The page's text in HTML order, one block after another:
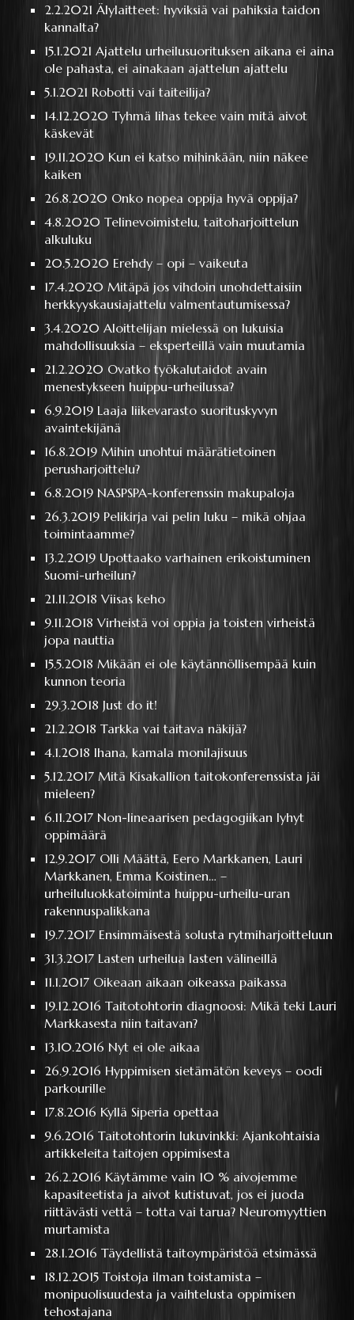
2.2.2021Älylaitteet: hyviksiä vai pahiksia taidon
kannalta?
15.1.2021Ajattelu urheilusuorituksen aikana ei aina
ole pahasta, ei ainakaan ajattelun ajattelu
5.1.2021Robotti vai taiteilija?
14.12.2020Tyhmä lihas tekee vain mitä aivot
käskevät
19.11.2020 Kun ei katso mihinkään, niin näkee
kaiken
26.8.2020 Onko nopea oppija hyvä oppija?
4.8.2020Telinevoimistelu, taitoharjoittelun
alkuluku
20.5.2020Erehdy – opi – vaikeuta
17.4.2020 Mitäpä jos vihdoin unohdettaisiin
herkkyyskausiajattelu valmentautumisessa?
3.4.2020Aloittelijan mielessä on lukuisia
mahdollisuuksia – eksperteillä vain muutamia
21.2.2020 Ovatko työkalutaidot avain
menestykseen huippu-urheilussa?
6.9.2019Laaja liikevarasto suorituskyvyn
avaintekijänä
16.8.2019 Mihin unohtui määrätietoinen
perusharjoittelu?
6.8.2019 NASPSPA-konferenssin makupaloja
26.3.2019Pelikirja vai pelin luku – mikä ohjaa
toimintaamme?
13.2.2019 Upottaako varhainen erikoistuminen
Suomi-urheilun?
21.11.2018Viisas keho
9.11.2018Virheistä voi oppia ja toisten virheistä
jopa nauttia
15.5.2018 Mikään ei ole käytännöllisempää kuin
kunnon teoria
29.3.2018 Just do it!
21.2.2018Tarkka vai taitava näkijä?
4.1.2018 Ihana, kamala monilajisuus
5.12.2017 Mitä Kisakallion taitokonferenssista jäi
mieleen?
6.11.2017 Non-lineaarisen pedagogiikan lyhyt
oppimäärä
12.9.2017 Olli Määttä, Eero Markkanen, Lauri
Markkanen, Emma Koistinen… –
urheiluluokkatoiminta huippu-urheilu-uran
rakennuspalikkana
19.7.2017Ensimmäisestä solusta rytmiharjoitteluun
31.3.2017 Lasten urheilua lasten välineillä
11.1.2017 Oikeaan aikaan oikeassa paikassa
19.12.2016Taitotohtorin diagnoosi: Mikä teki Lauri
Markkasesta niin taitavan?
13.10.2016 Nyt ei ole aikaa
26.9.2016Hyppimisen sietämätön keveys – oodi
parkourille
17.8.2016 Kyllä Siperia opettaa
9.6.2016Taitotohtorin lukuvinkki: Ajankohtaisia
artikkeleita taitojen oppimisesta
26.2.2016 Käytämme vain 10 % aivojemme
kapasiteetista ja aivot kutistuvat, jos ei juoda
riittävästi vettä – totta vai tarua? Neuromyyttien
murtamista
28.1.2016Täydellistä taitoympäristöä etsimässä
18.12.2015Toistoja ilman toistamista –
monipuolisuudesta ja vaihtelusta oppimisen
tehostajana